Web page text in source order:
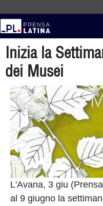
Inizia la
dei Musei
L'Avana, 3 giu
al 9 giugno la